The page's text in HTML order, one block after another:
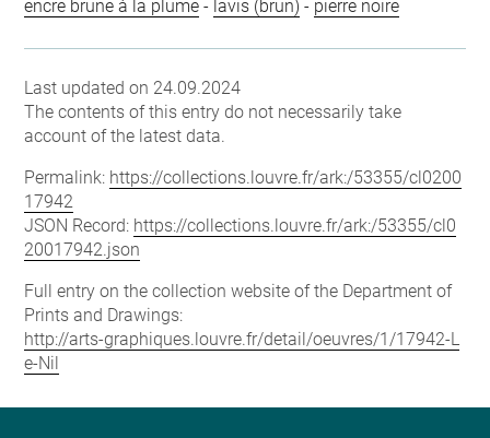
encre brune à la plume - lavis (brun) - pierre noire
Last updated on 24.09.2024
The contents of this entry do not necessarily take
account of the latest data.
Permalink: https://collections.louvre.fr/ark:/53355/cl0200
17942
JSON Record: https://collections.louvre.fr/ark:/53355/cl0
20017942.json
Full entry on the collection website of the Department of
Prints and Drawings:
http://arts-graphiques.louvre.fr/detail/oeuvres/1/17942-L
e-Nil